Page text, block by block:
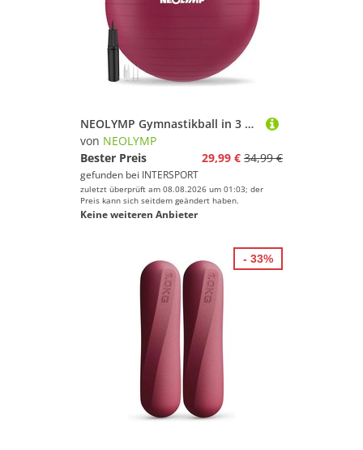
NEOLYMP Gymnastikball in 3 Größen S/M/L - bis 300 kg belastbar
von NEOLYMP
Bester Preis
29,99 € 34,99 €
gefunden bei INTERSPORT
zuletzt überprüft am 08.08.2026 um 01:03; der
Preis kann sich seitdem geändert haben.
Keine weiteren Anbieter
- 33%